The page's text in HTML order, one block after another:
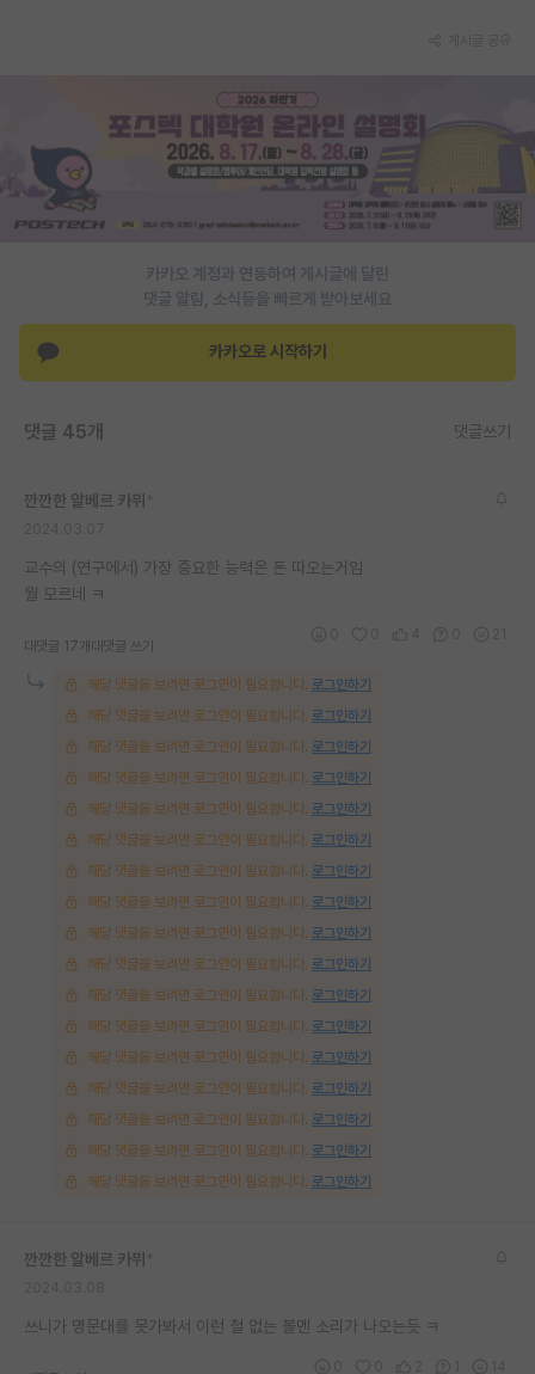
유학교육
이벤트
반도체 아카데미
재팬라운지 🌸
카카오 계정과 연동하여 게시글에 달린
댓글 알람, 소식등을 빠르게 받아보세요
카카오로 시작하기
댓글 45개 댓글쓰기
깐깐한 알베르 카뮈
교수의 (연구에서) 가장 중요한 능력은 돈 따오는거임
뭘 모르네 ㅋ
대댓글 17개 대댓글 쓰기
해당 댓글을 보려면 로그인이 필요합니다. 로그인하기
해당 댓글을 보려면 로그인이 필요합니다. 로그인하기
해당 댓글을 보려면 로그인이 필요합니다. 로그인하기
해당 댓글을 보려면 로그인이 필요합니다. 로그인하기
해당 댓글을 보려면 로그인이 필요합니다. 로그인하기
해당 댓글을 보려면 로그인이 필요합니다. 로그인하기
해당 댓글을 보려면 로그인이 필요합니다. 로그인하기
해당 댓글을 보려면 로그인이 필요합니다. 로그인하기
해당 댓글을 보려면 로그인이 필요합니다. 로그인하기
해당 댓글을 보려면 로그인이 필요합니다. 로그인하기
해당 댓글을 보려면 로그인이 필요합니다. 로그인하기
해당 댓글을 보려면 로그인이 필요합니다. 로그인하기
해당 댓글을 보려면 로그인이 필요합니다. 로그인하기
해당 댓글을 보려면 로그인이 필요합니다. 로그인하기
해당 댓글을 보려면 로그인이 필요합니다. 로그인하기
해당 댓글을 보려면 로그인이 필요합니다. 로그인하기
해당 댓글을 보려면 로그인이 필요합니다. 로그인하기
깐깐한 알베르 카뮈
쓰니가 명문대를 못가봐서 이런 철 없는 볼멘 소리가 나오는듯 ㅋ